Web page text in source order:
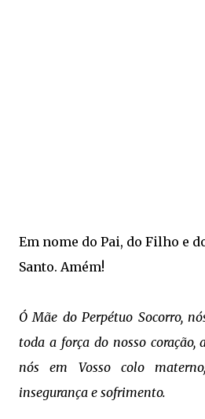
Em nome do Pai, do Filho e
Santo. Amém!
Ó Mãe do Perpétuo Socorro,
toda a força do nosso coração,
nós em Vosso colo
insegurança e sofrimento.